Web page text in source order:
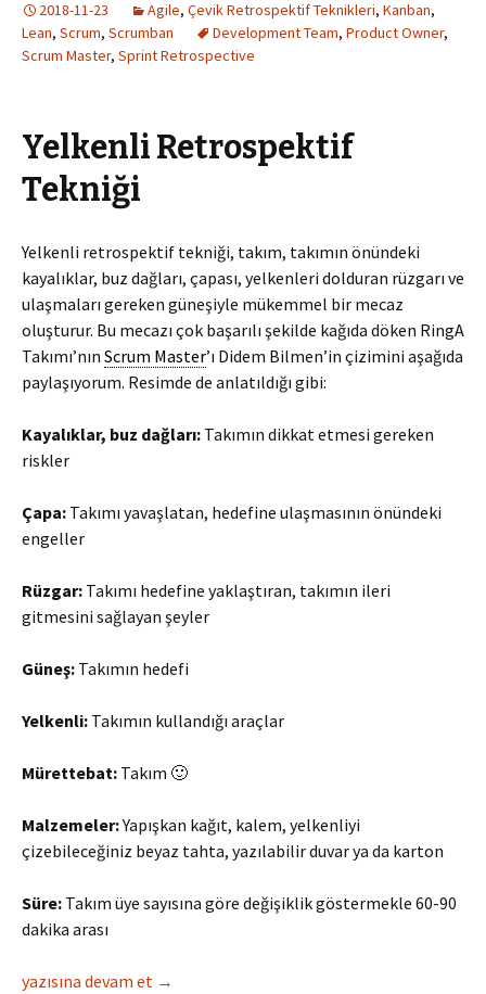
2018-11-23 Agile, Çevik Retrospektif Teknikleri, Kanban,
Lean, Scrum, Scrumban Development Team, Product Owner,
Scrum Master, Sprint Retrospective
Yelkenli Retrospektif
Tekniği
Yelkenli retrospektif tekniği, takım, takımın önündeki
kayalıklar, buz dağları, çapası, yelkenleri dolduran rüzgarı ve
ulaşmaları gereken güneşiyle mükemmel bir mecaz
oluşturur. Bu mecazı çok başarılı şekilde kağıda döken RingA
Takımı’nın Scrum Master’ı Didem Bilmen’in çizimini aşağıda
paylaşıyorum. Resimde de anlatıldığı gibi:
Kayalıklar, buz dağları: Takımın dikkat etmesi gereken
riskler
Çapa: Takımı yavaşlatan, hedefine ulaşmasının önündeki
engeller
Rüzgar: Takımı hedefine yaklaştıran, takımın ileri
gitmesini sağlayan şeyler
Güneş: Takımın hedefi
Yelkenli: Takımın kullandığı araçlar
Mürettebat: Takım 🙂
Malzemeler:Yapışkan kağıt, kalem, yelkenliyi
çizebileceğiniz beyaz tahta, yazılabilir duvar ya da karton
Süre: Takım üye sayısına göre değişiklik göstermekle 60-90
dakika arası
Yelkenli Retrospektif Tekniği
yazısına devam et →